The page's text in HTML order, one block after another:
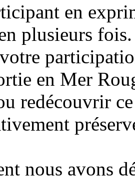
en
plusieurs
en Mer
redécouvrir
nous avons